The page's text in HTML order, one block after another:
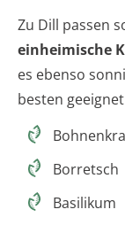
Zu Dill passen
einheimische
es ebenso
besten
Borretsch
Basilikum